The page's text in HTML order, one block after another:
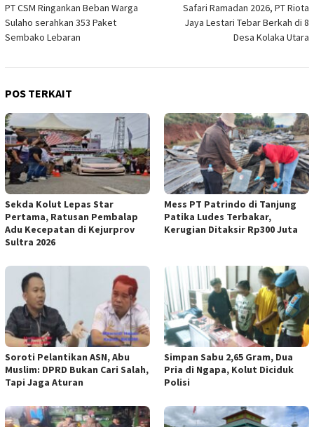
pos
PT CSM Ringankan Beban Warga
Sulaho serahkan 353 Paket
Sembako Lebaran
Safari Ramadan 2026, PT Riota
Jaya Lestari Tebar Berkah di 8
Desa Kolaka Utara
POS TERKAIT
Sekda Kolut Lepas Star
Pertama, Ratusan Pembalap
Adu Kecepatan di Kejurprov
Sultra 2026
Mess PT Patrindo di Tanjung
Patika Ludes Terbakar,
Kerugian Ditaksir Rp300 Juta
Soroti Pelantikan ASN, Abu
Muslim: DPRD Bukan Cari Salah,
Tapi Jaga Aturan
Simpan Sabu 2,65 Gram, Dua
Pria di Ngapa, Kolut Diciduk
Polisi